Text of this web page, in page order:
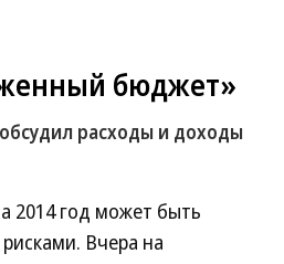
бюджет»
обсудил расходы и доходы
2014 год может быть
Вчера на